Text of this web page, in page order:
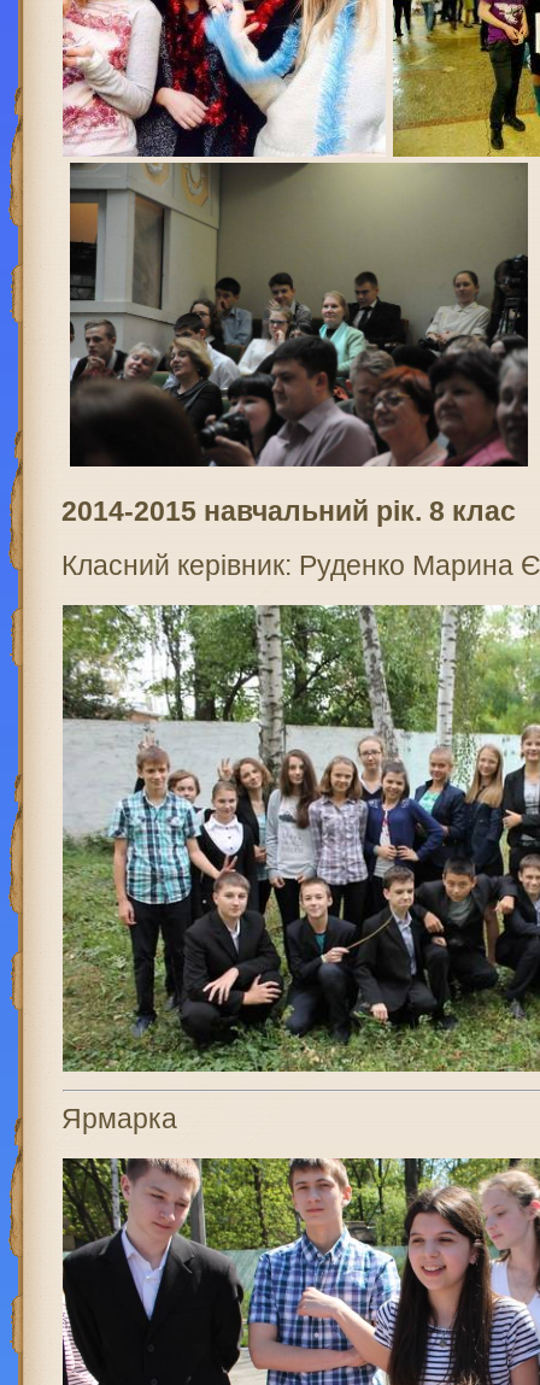
2014-2015 навчальний рік. 8 клас
Класний керівник: Руденко Марина
Ярмарка